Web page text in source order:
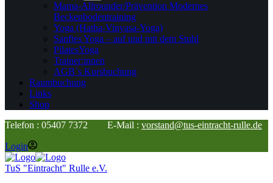
Mama-Allrounder/Prävention Modernes
Beckenbodentraining
Yoga (Hatha-Vinyasa-Yoga)
Sanftes Yoga – auf und mit dem Stuhl
PilatesYoga
Trainer:innen
AGB`s Kursbuchung
Raumbuchung
Links
Shop
Telefon : 05407 7372 E-Mail : vorstand@tus-eintracht-rulle.de
Login
TuS "Eintracht" Rulle e.V.